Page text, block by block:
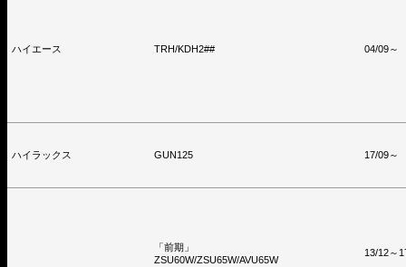
ハイエース TRH/KDH2## 04/09～
ハイラックス GUN125 17/09～
「前期」
ZSU60W/ZSU65W/AVU65W
13/12～